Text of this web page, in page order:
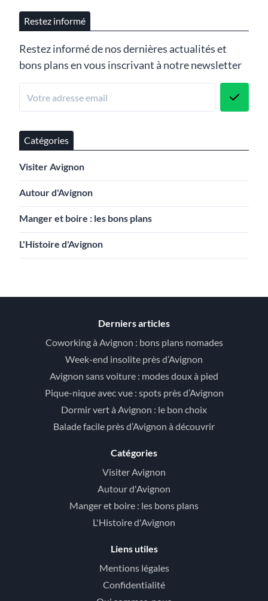
Restez informé
Restez informé de nos dernières actualités et
bons plans en vous inscrivant à notre newsletter
Catégories
Visiter Avignon
Autour d'Avignon
Manger et boire : les bons plans
L'Histoire d'Avignon
Derniers articles
Coworking à Avignon : bons plans nomades
Week-end insolite près d’Avignon
Avignon sans voiture : modes doux à pied
Pique-nique avec vue : spots près d’Avignon
Dormir vert à Avignon : le bon choix
Balade facile près d’Avignon à découvrir
Catégories
Visiter Avignon
Autour d'Avignon
Manger et boire : les bons plans
L'Histoire d'Avignon
Liens utiles
Mentions légales
Confidentialité